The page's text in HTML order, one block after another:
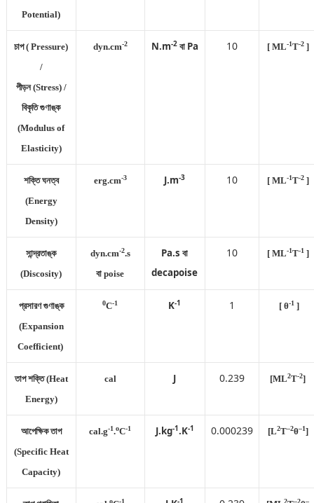
Potential)
চাপ ( Pressure)
/
পীড়ন (Stress) /
বিকৃতি গুণাঙ্ক
(Modulus of
Elasticity)
dyn.cm-2 N.m-2বা Pa 10 [ ML-1T-2]
শক্তি ঘনত্ব
(Energy
Density)
erg.cm-3 J.m-3 10 [ ML-1T-2]
সান্দ্রতাঙ্ক
(Discosity)
dyn.cm-2.s
বা poise
Pa.s বা
decapoise
10 [ ML-1T-1]
প্রসারণ গুণাঙ্ক
(Expansion
Coefficient)
0C-1 K-1 1 [ θ-1]
তাপ শক্তি (Heat
Energy)
cal J 0.239 [ML2T-2]
আপেক্ষিক তাপ
(Specific Heat
Capacity)
cal.g-1.oC-1 J.kg-1.K-1 0.000239 [L2T–2θ–1]
o -1 -1 2 –2 –